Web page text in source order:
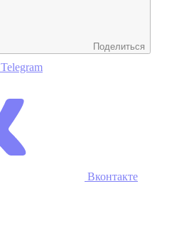
Поделиться
Telegram
Вконтакте